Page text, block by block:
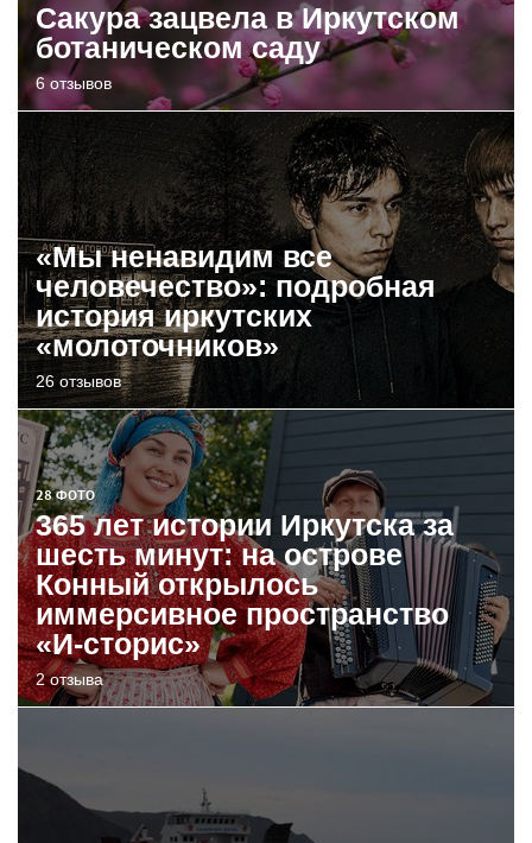
Сакура зацвела в Иркутском
ботаническом саду
6 отзывов
«Мы ненавидим все
человечество»: подробная
история иркутских
«молоточников»
26 отзывов
28 ФОТО
365 лет истории Иркутска за
шесть минут: на острове
Конный открылось
иммерсивное пространство
«И-сторис»
2 отзыва